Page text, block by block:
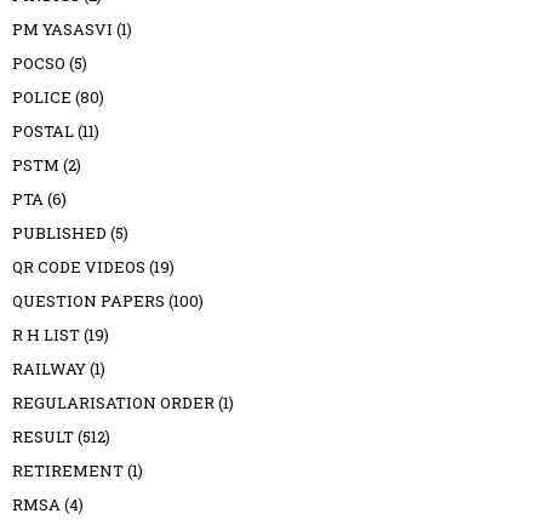
PM YASASVI (1)
POCSO (5)
POLICE (80)
POSTAL(11)
PSTM (2)
PTA (6)
PUBLISHED (5)
QR CODE VIDEOS (19)
QUESTION PAPERS (100)
R H LIST(19)
RAILWAY(1)
REGULARISATION ORDER (1)
RESULT(512)
RETIREMENT(1)
RMSA (4)